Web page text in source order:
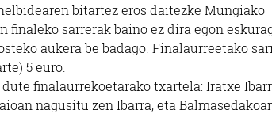
bitartez eros daitezke Mungiako
finaleko sarrerak baino ez dira egon
aukera be badago. Finalaurreetako
5 euro.
finalaurrekoetarako txartela: Iratxe
nagusitu zen Ibarra, eta